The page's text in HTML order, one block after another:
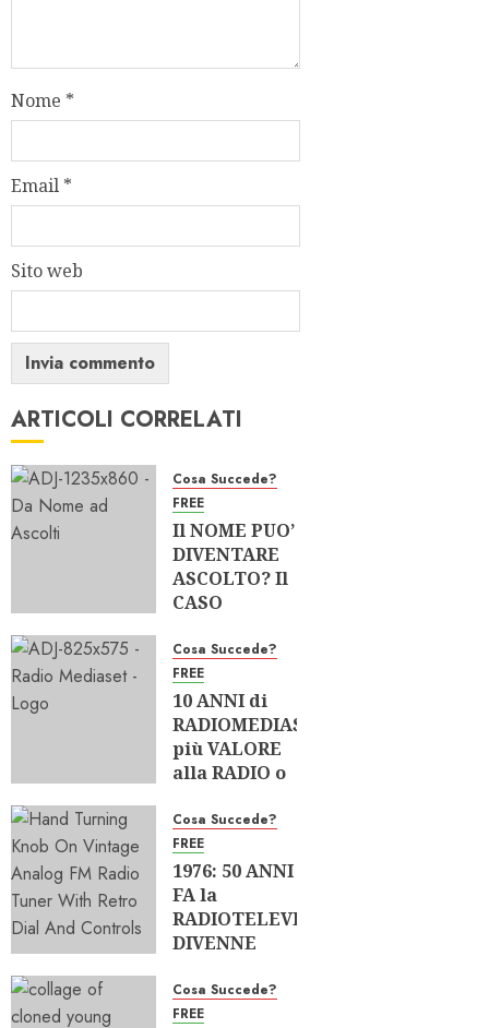
Nome *
Email *
Sito web
ARTICOLI CORRELATI
Cosa Succede?
FREE
Il NOME PUO’
DIVENTARE
ASCOLTO? Il
CASO
ITALIANA”
04/08/2026
0
192
Cosa Succede?
FREE
10 ANNI di
RADIOMEDIASET:
più VALORE
alla RADIO o
al GRUPPO?
02/08/2026
0
233
Cosa Succede?
FREE
1976: 50 ANNI
FA la
RADIOTELEVISIONE
DIVENNE
28/07/2026
0
Cosa Succede?
FREE